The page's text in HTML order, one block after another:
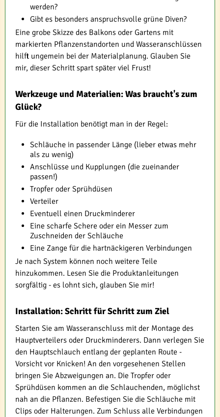
werden?
Gibt es besonders anspruchsvolle grüne Diven?
Eine grobe Skizze des Balkons oder Gartens mit
markierten Pflanzenstandorten und Wasseranschlüssen
hilft ungemein bei der Materialplanung. Glauben Sie
mir, dieser Schritt spart später viel Frust!
Werkzeuge und Materialien: Was braucht's zum
Glück?
Für die Installation benötigt man in der Regel:
Schläuche in passender Länge (lieber etwas mehr
als zu wenig)
Anschlüsse und Kupplungen (die zueinander
passen!)
Tropfer oder Sprühdüsen
Verteiler
Eventuell einen Druckminderer
Eine scharfe Schere oder ein Messer zum
Zuschneiden der Schläuche
Eine Zange für die hartnäckigeren Verbindungen
Je nach System können noch weitere Teile
hinzukommen. Lesen Sie die Produktanleitungen
sorgfältig - es lohnt sich, glauben Sie mir!
Installation: Schritt für Schritt zum Ziel
Starten Sie am Wasseranschluss mit der Montage des
Hauptverteilers oder Druckminderers. Dann verlegen Sie
den Hauptschlauch entlang der geplanten Route -
Vorsicht vor Knicken! An den vorgesehenen Stellen
bringen Sie Abzweigungen an. Die Tropfer oder
Sprühdüsen kommen an die Schlauchenden, möglichst
nah an die Pflanzen. Befestigen Sie die Schläuche mit
Clips oder Halterungen. Zum Schluss alle Verbindungen